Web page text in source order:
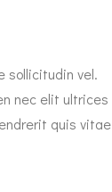
sollicitudin vel.
nec elit ultrices
quis vitae